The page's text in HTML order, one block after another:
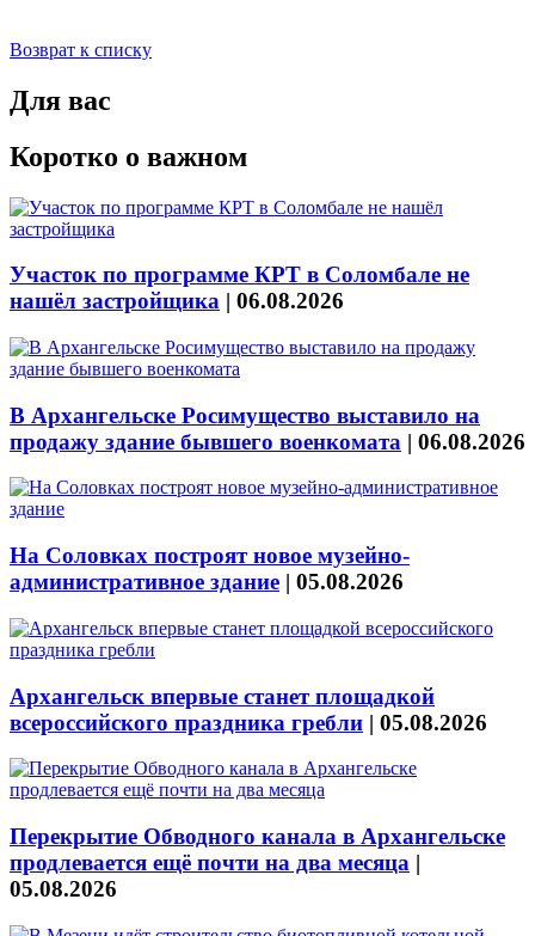
Возврат к списку
Для вас
Коротко о важном
Участок по программе КРТ в Соломбале не
нашёл застройщика | 06.08.2026
В Архангельске Росимущество выставило на
продажу здание бывшего военкомата | 06.08.2026
На Соловках построят новое музейно-
административное здание | 05.08.2026
Архангельск впервые станет площадкой
всероссийского праздника гребли | 05.08.2026
Перекрытие Обводного канала в Архангельске
продлевается ещё почти на два месяца |
05.08.2026